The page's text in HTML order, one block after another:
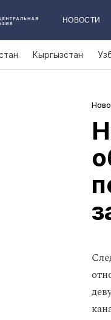
НОВОСТИ
Кыргызстан